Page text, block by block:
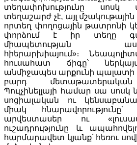
տեղափոխությունը սոսկ
տեղաշարժ չէ, այլ
որտեղ փողոցային թատրոնի
փորձում է իր տեղը
միապետության
հիերարխիայում»։
հուսահատ ճիգը՝
անմիջապես արքունի պալատի
բարդ մետաթատերական
Պուլչինելլայի համար սա սոսկ
սոցիալական ու
միակ հնարավորությունը՝
արվեստասեր ու
ուշադրությունը և
հարմարավետ կյանք՝ հեռու